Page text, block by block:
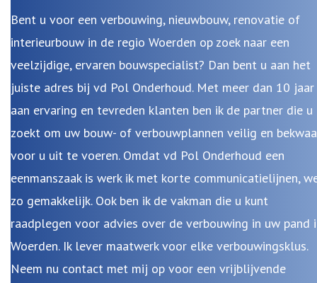
Bent u voor een verbouwing, nieuwbouw, renovatie of
interieurbouw in de regio Woerden op zoek naar een
veelzijdige, ervaren bouwspecialist? Dan bent u aan het
juiste adres bij vd Pol Onderhoud. Met meer dan 10 jaar
aan ervaring en tevreden klanten ben ik de partner die u
zoekt om uw bouw- of verbouwplannen veilig en
voor u uit te voeren. Omdat vd Pol Onderhoud een
eenmanszaak is werk ik met korte communicatielijnen,
zo gemakkelijk. Ook ben ik de vakman die u kunt
raadplegen voor advies over de verbouwing in uw pand
Woerden. Ik lever maatwerk voor elke verbouwingsklus.
Neem nu contact met mij op voor een vrijblijvende